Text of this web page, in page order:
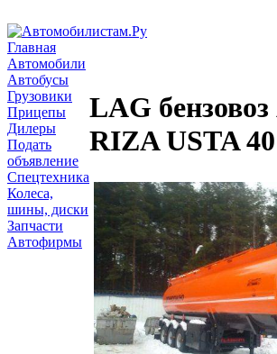
Главная
Автомобили
Автобусы
Грузовики
Прицепы
Дилеры
Подать
объявление
Спецтехника
Колеса,
шины, диски
Запчасти
Автофирмы
LAG
RIZA USTA